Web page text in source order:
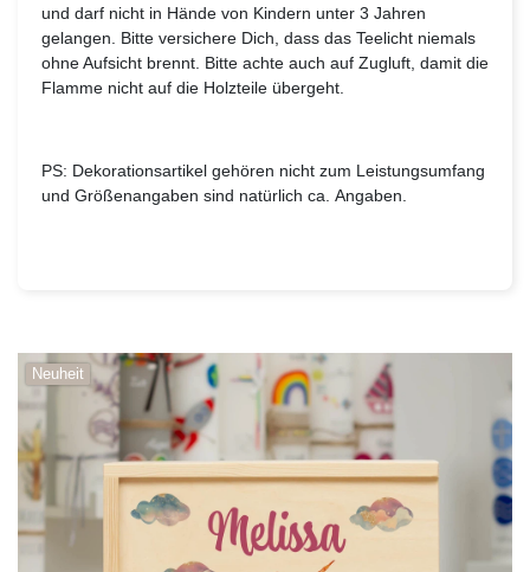
und darf nicht in Hände von Kindern unter 3 Jahren
gelangen. Bitte versichere Dich, dass das Teelicht niemals
ohne Aufsicht brennt. Bitte achte auch auf Zugluft, damit die
Flamme nicht auf die Holzteile übergeht.
PS: Dekorationsartikel gehören nicht zum Leistungsumfang
und Größenangaben sind natürlich ca. Angaben.
Neuheit